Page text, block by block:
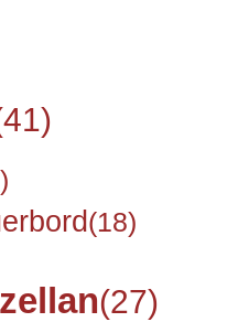
(18)
(27)